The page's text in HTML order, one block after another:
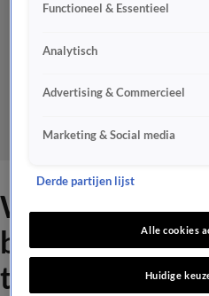
We klagen
belastingen,
terecht?
Functioneel & Essentieel
Analytisch
Advertising & Commercieel
Marketing & Social media
Derde partijen lijst
Alle cookies
Huidige